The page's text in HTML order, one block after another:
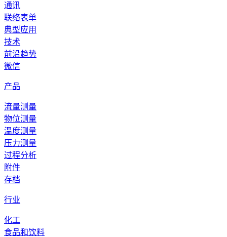
通讯
联络表单
典型应用
技术
前沿趋势
微信
产品
流量测量
物位测量
温度测量
压力测量
过程分析
附件
存档
行业
化工
食品和饮料